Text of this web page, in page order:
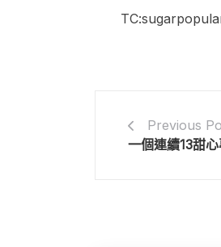
Previous
一個連續13甜